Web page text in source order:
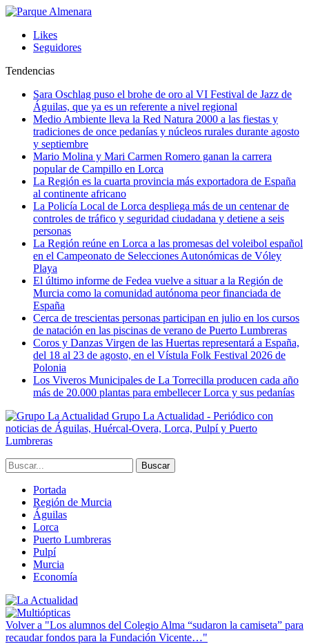
Likes
Seguidores
Tendencias
Sara Oschlag puso el brohe de oro al VI Festival de Jazz de
Águilas, que ya es un referente a nivel regional
Medio Ambiente lleva la Red Natura 2000 a las fiestas y
tradiciones de once pedanías y núcleos rurales durante agosto
y septiembre
Mario Molina y Mari Carmen Romero ganan la carrera
popular de Campillo en Lorca
La Región es la cuarta provincia más exportadora de España
al continente africano
La Policía Local de Lorca despliega más de un centenar de
controles de tráfico y seguridad ciudadana y detiene a seis
personas
La Región reúne en Lorca a las promesas del voleibol español
en el Campeonato de Selecciones Autonómicas de Vóley
Playa
El último informe de Fedea vuelve a situar a la Región de
Murcia como la comunidad autónoma peor financiada de
España
Cerca de trescientas personas participan en julio en los cursos
de natación en las piscinas de verano de Puerto Lumbreras
Coros y Danzas Virgen de las Huertas representará a España,
del 18 al 23 de agosto, en el Vístula Folk Festival 2026 de
Polonia
Los Viveros Municipales de La Torrecilla producen cada año
más de 20.000 plantas para embellecer Lorca y sus pedanías
Grupo La Actualidad - Periódico con
noticias de Águilas, Huércal-Overa, Lorca, Pulpí y Puerto
Lumbreras
Portada
Región de Murcia
Águilas
Lorca
Puerto Lumbreras
Pulpí
Murcia
Economía
Volver a "Los alumnos del Colegio Alma “sudaron la camiseta” para
recaudar fondos para la Fundación Vicente…"